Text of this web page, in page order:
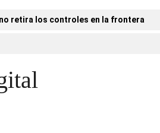
retira los controles en la frontera